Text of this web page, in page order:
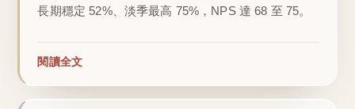
長期穩定 52%、淡季最高 75%，NPS 達 68 至 75。
閱讀全文